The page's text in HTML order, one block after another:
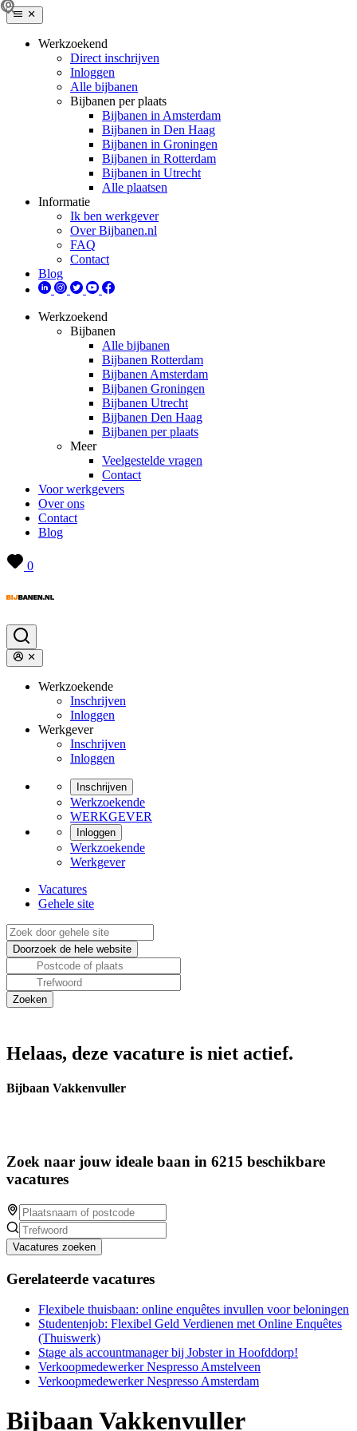
Werkzoekend
Direct inschrijven
Inloggen
Alle bijbanen
Bijbanen per plaats
Bijbanen in Amsterdam
Bijbanen in Den Haag
Bijbanen in Groningen
Bijbanen in Rotterdam
Bijbanen in Utrecht
Alle plaatsen
Informatie
Ik ben werkgever
Over Bijbanen.nl
FAQ
Contact
Blog
Werkzoekend
Bijbanen
Alle bijbanen
Bijbanen Rotterdam
Bijbanen Amsterdam
Bijbanen Groningen
Bijbanen Utrecht
Bijbanen Den Haag
Bijbanen per plaats
Meer
Veelgestelde vragen
Contact
Voor werkgevers
Over ons
Contact
Blog
0
Werkzoekende
Inschrijven
Inloggen
Werkgever
Inschrijven
Inloggen
Inschrijven
Werkzoekende
WERKGEVER
Inloggen
Werkzoekende
Werkgever
Vacatures
Gehele site
Helaas, deze vacature is niet actief.
Bijbaan Vakkenvuller
Zoek naar jouw ideale baan in 6215 beschikbare
vacatures
Vacatures zoeken
Gerelateerde vacatures
Flexibele thuisbaan: online enquêtes invullen voor beloningen
Studentenjob: Flexibel Geld Verdienen met Online Enquêtes
(Thuiswerk)
Stage als accountmanager bij Jobster in Hoofddorp!
Verkoopmedewerker Nespresso Amstelveen
Verkoopmedewerker Nespresso Amsterdam
Bijbaan Vakkenvuller